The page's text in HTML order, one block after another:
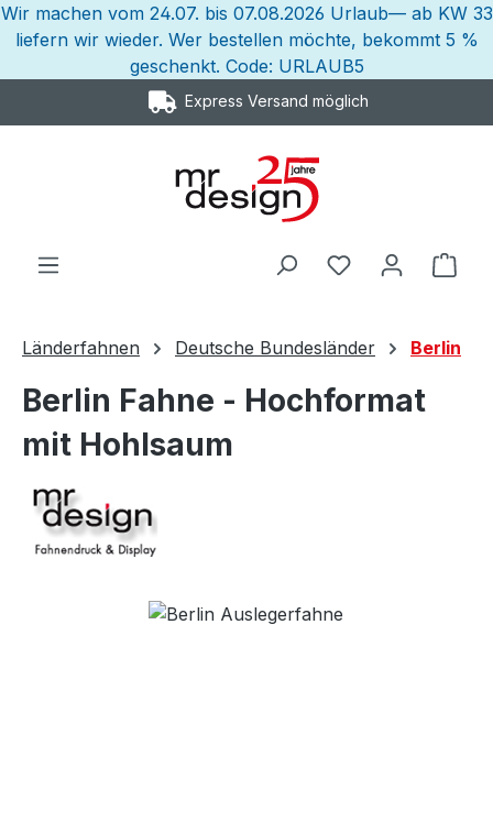
Zum Hauptinhalt springen
Wir machen vom 24.07. bis 07.08.2026 Urlaub— ab KW 33
liefern wir wieder. Wer bestellen möchte, bekommt 5 %
geschenkt. Code: URLAUB5
Express Versand möglich
Länderfahnen Deutsche Bundesländer Berlin
Berlin Fahne - Hochformat
mit Hohlsaum
Bildergalerie überspringen